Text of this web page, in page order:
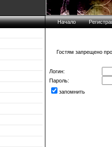
Начало
Гостям запрещено
Логин:
Пароль:
запомнить